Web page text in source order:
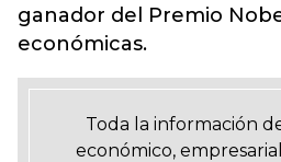
ganador del Premio
económicas.
Toda la información
económico,